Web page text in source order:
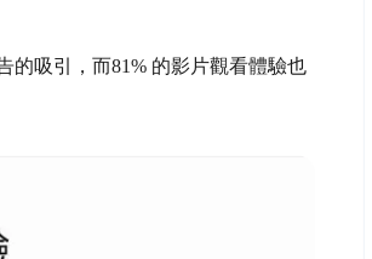
的吸引，而81% 的影片觀看體驗也